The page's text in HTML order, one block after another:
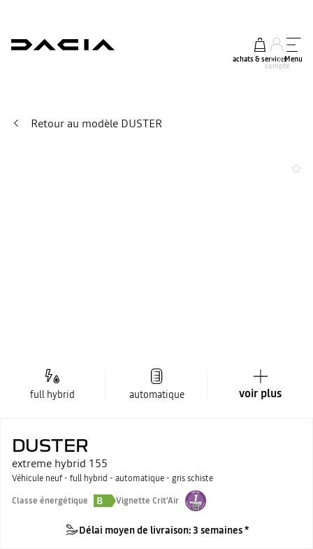
achats & services
mon
compte
Menu
Retour au modèle DUSTER
full hybrid automatique voir plus
DUSTER
extreme hybrid 155
Véhicule neuf - full hybrid - automatique - gris schiste
Classe énergétique
B Vignette Crit'Air
Délai moyen de livraison: 3 semaines *